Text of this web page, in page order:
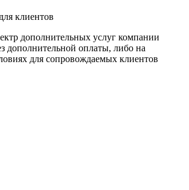
клиентов
дополнительных услуг компании
дополнительной оплаты, либо на
для сопровождаемых клиентов